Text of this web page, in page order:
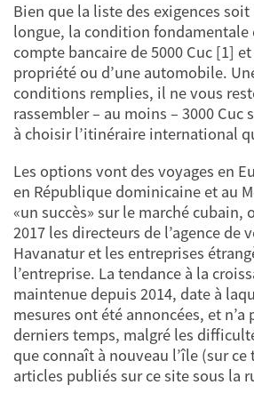
Bien que la liste des exigences
longue, la condition fondamentale
compte bancaire de 5000 Cuc [1]
propriété ou d’une automobile.
conditions remplies, il ne vous
rassembler – au moins – 3000 Cuc
à choisir l’itinéraire international
Les options vont des voyages en
en République dominicaine et au
«un succès» sur le marché cubain,
2017 les directeurs de l’agence de
Havanatur et les entreprises
l’entreprise. La tendance à la
maintenue depuis 2014, date à
mesures ont été annoncées, et n’a
derniers temps, malgré les
que connaît à nouveau l’île (sur
articles publiés sur ce site sous la